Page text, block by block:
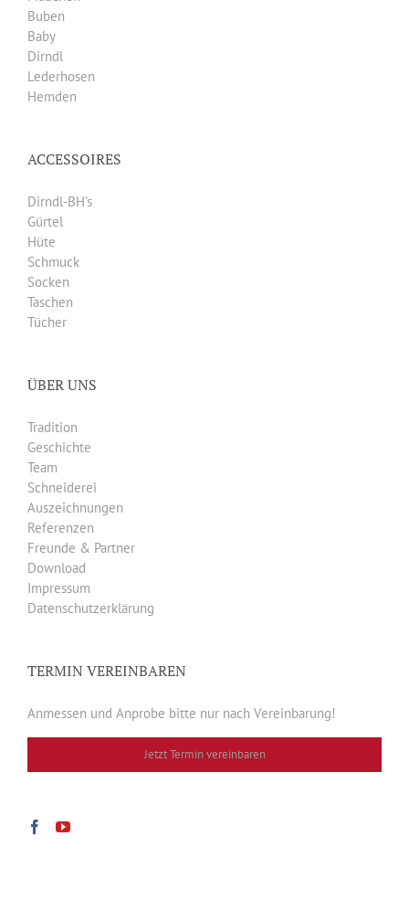
Buben
Baby
Dirndl
Lederhosen
Hemden
ACCESSOIRES
Dirndl-BH’s
Gürtel
Hüte
Schmuck
Socken
Taschen
Tücher
ÜBER UNS
Tradition
Geschichte
Team
Schneiderei
Auszeichnungen
Referenzen
Freunde & Partner
Download
Impressum
Datenschutzerklärung
TERMIN VEREINBAREN
Anmessen und Anprobe bitte nur nach Vereinbarung!
Jetzt Termin vereinbaren